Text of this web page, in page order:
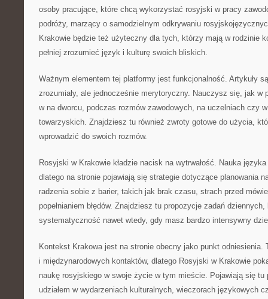
osoby pracujące, które chcą wykorzystać rosyjski w pracy
podróży, marzący o samodzielnym odkrywaniu
Krakowie będzie też użyteczny dla tych, którzy mają w rodzinie
pełniej zrozumieć język i kulturę swoich bliskich.
Ważnym elementem tej platformy jest funkcjonalność. Artykuły
zrozumiały, ale jednocześnie merytoryczny. Nauczysz się, jak w
w na dworcu, podczas rozmów zawodowych, na uczelniach czy
towarzyskich. Znajdziesz tu również zwroty gotowe do użycia,
wprowadzić do swoich rozmów.
Rosyjski w Krakowie kładzie nacisk na wytrwałość. Nauka
dlatego na stronie pojawiają się strategie dotyczące planowania
radzenia sobie z barier, takich jak brak czasu, strach przed
popełnianiem błędów. Znajdziesz tu propozycje zadań
systematyczność nawet wtedy, gdy masz bardzo intensywny
Kontekst Krakowa jest na stronie obecny jako punkt odniesienia.
i międzynarodowych kontaktów, dlatego Rosyjski w Krakowie
naukę rosyjskiego w swoje życie w tym mieście. Pojawiają się tu
udziałem w wydarzeniach kulturalnych, wieczorach językowych